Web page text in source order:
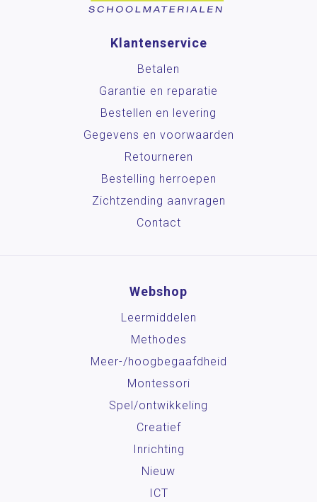
Klantenservice
Betalen
Garantie en reparatie
Bestellen en levering
Gegevens en voorwaarden
Retourneren
Bestelling herroepen
Zichtzending aanvragen
Contact
Webshop
Leermiddelen
Methodes
Meer-/hoog­begaafdheid
Montessori
Spel/ontwikkeling
Creatief
Inrichting
Nieuw
ICT